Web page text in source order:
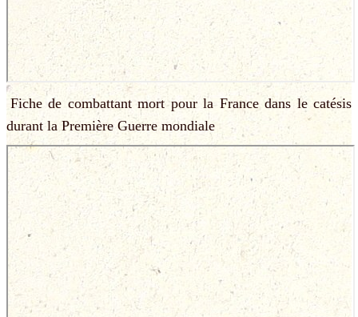
Fiche de combattant mort pour la France dans le catésis
durant la Première Guerre mondiale